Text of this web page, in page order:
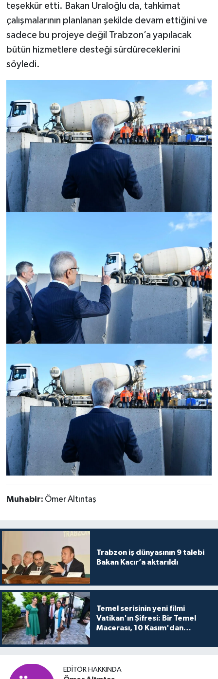
teşekkür etti. Bakan Uraloğlu da, tahkimat
çalışmalarının planlanan şekilde devam ettiğini ve
sadece bu projeye değil Trabzon’a yapılacak
bütün hizmetlere desteği sürdüreceklerini
söyledi.
Muhabir: Ömer Altıntaş
Trabzon iş dünyasının 9 talebi
Bakan Kacır’a aktarıldı
Temel serisinin yeni filmi
Vatikan'ın Şifresi: Bir Temel
Macerası, 10 Kasım'dan
buluşuyo
EDITÖR HAKKINDA